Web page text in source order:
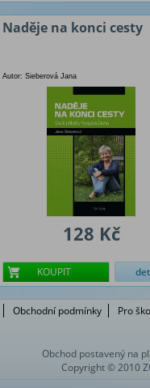
Naděje na konci cesty
Autor: Sieberová Jana
128 Kč
KOUPIT
Obchodní podmínky Pro
Obchod postavený na
Copyright © 2010